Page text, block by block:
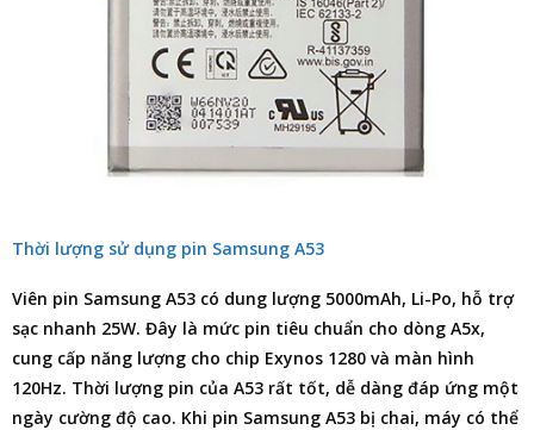
Thời lượng sử dụng pin Samsung A53
Viên pin Samsung A53 có dung lượng 5000mAh, Li-Po, hỗ trợ
sạc nhanh 25W. Đây là mức pin tiêu chuẩn cho dòng A5x,
cung cấp năng lượng cho chip Exynos 1280 và màn hình
120Hz. Thời lượng pin của A53 rất tốt, dễ dàng đáp ứng một
ngày cường độ cao. Khi pin Samsung A53 bị chai, máy có thể